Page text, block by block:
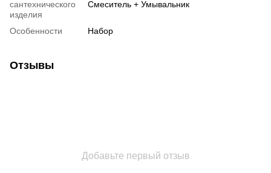
сантехнического
изделия
Смеситель + Умывальник
Особенности Набор
Отзывы
Добавьте первый отзыв